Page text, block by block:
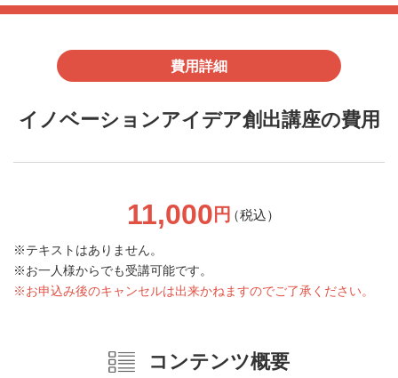
費用詳細
イノベーションアイデア創出講座の費用
11,000 円（税込）
テキストはありません。
お一人様からでも受講可能です。
お申込み後のキャンセルは出来かねますのでご了承ください。
コンテンツ概要